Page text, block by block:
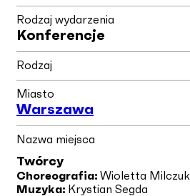
Rodzaj wydarzenia
Konferencje
Rodzaj
Miasto
Warszawa
Nazwa miejsca
Twórcy
Choreografia: Wioletta Milczuk
Muzyka: Krystian Segda